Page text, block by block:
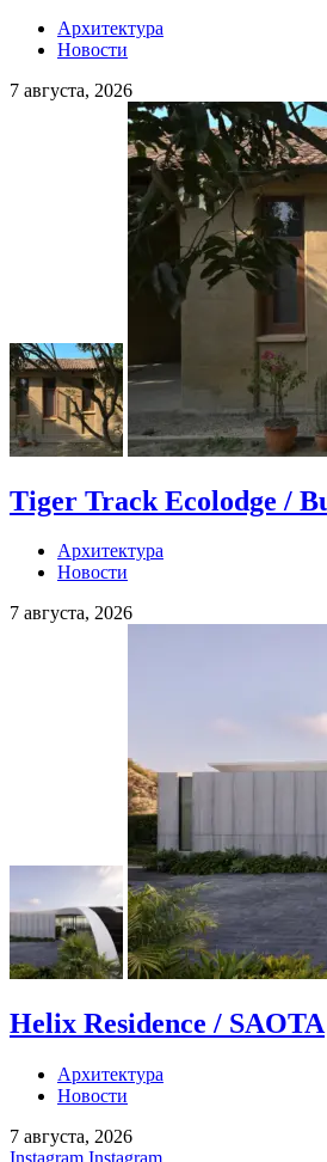
Архитектура
Новости
7 августа, 2026
Tiger Track Ecolodge /
Архитектура
Новости
7 августа, 2026
Helix Residence / SAOTA
Архитектура
Новости
7 августа, 2026